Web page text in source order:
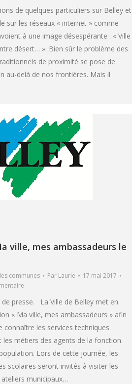
de quelques particuliers sur Belley et
sur les réseaux « internet » comme
à une image désespérante : « Ville
désert… ». Bien sûr le problème des
de proximité se pose de
au-delà de nos frontières. Mais il
ville, mes ambassadeurs le
communes Par Laurie
17 mai 2017
de presse. La Ville de Belley met en
« Ma ville, mes ambassadeurs » afin
connaître les services techniques
les métiers des agents de la fonction
Lors de cette journée, les
scolaires seront invités à visiter les
municipaux…